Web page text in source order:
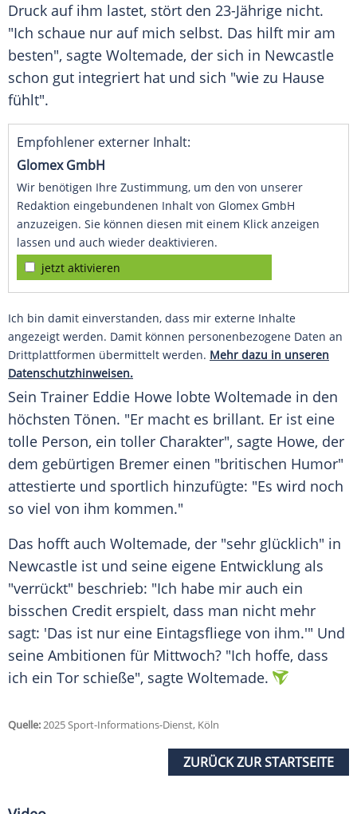
Druck auf ihm lastet, stört den 23-Jährige nicht.
"Ich schaue nur auf mich selbst. Das hilft mir am
besten", sagte Woltemade, der sich in Newcastle
schon gut integriert hat und sich "wie zu Hause
fühlt".
Empfohlener externer Inhalt:
Glomex GmbH
Wir benötigen Ihre Zustimmung, um den von unserer
Redaktion eingebundenen Inhalt von Glomex GmbH
anzuzeigen. Sie können diesen mit einem Klick anzeigen
lassen und auch wieder deaktivieren.
jetzt aktivieren
Ich bin damit einverstanden, dass mir externe Inhalte
angezeigt werden. Damit können personenbezogene Daten an
Drittplattformen übermittelt werden. Mehr dazu in unseren
Datenschutzhinweisen.
Sein Trainer Eddie Howe lobte Woltemade in den
höchsten Tönen. "Er macht es brillant. Er ist eine
tolle Person, ein toller Charakter", sagte Howe, der
dem gebürtigen Bremer einen "britischen Humor"
attestierte und sportlich hinzufügte: "Es wird noch
so viel von ihm kommen."
Das hofft auch Woltemade, der "sehr glücklich" in
Newcastle ist und seine eigene Entwicklung als
"verrückt" beschrieb: "Ich habe mir auch ein
bisschen Credit erspielt, dass man nicht mehr
sagt: 'Das ist nur eine Eintagsfliege von ihm.'" Und
seine Ambitionen für Mittwoch? "Ich hoffe, dass
ich ein Tor schieße", sagte Woltemade.
Quelle:2025 Sport-Informations-Dienst, Köln
ZURÜCK ZUR STARTSEITE